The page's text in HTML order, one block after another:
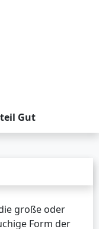
Gut
große oder
Form der